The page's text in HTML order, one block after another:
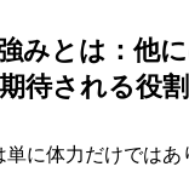
みとは：他
待される役割
単に体力だけではあ